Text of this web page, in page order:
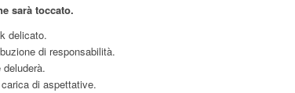
sarà toccato.
delicato.
di responsabilità.
deluderà.
carica di aspettative.